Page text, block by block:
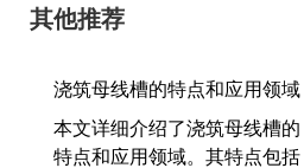
其他推荐
浇筑母线槽的特点和应用领域
本文详细介绍了浇筑母线槽的
特点和应用领域。其特点包括